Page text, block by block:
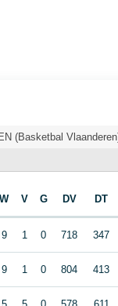
(Basketbal
W V G DV DT
9 1 0 718 347
9 1 0 804 413